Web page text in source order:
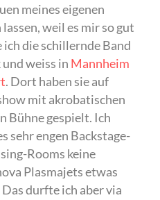
meines eigenen
weil es mir so gut
die schillernde Band
weiss in Mannheim
. Dort haben sie auf
mit akrobatischen
Bühne gespielt. Ich
sehr engen Backstage-
Rooms keine
Plasmajets etwas
durfte ich aber via